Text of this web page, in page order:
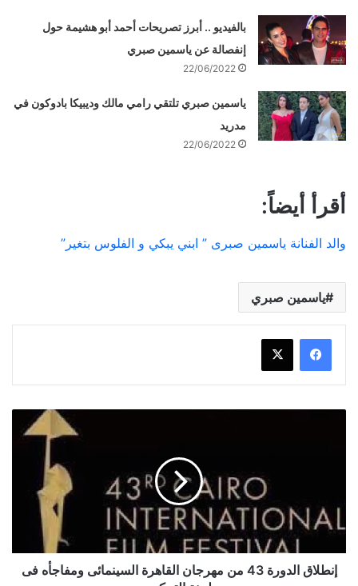
بالفيديو .. أبرز تصريحات أحمد أبو هشيمة حول
إنفصالة عن ياسمين صبري
22/06/2022
ياسمين صبري تلتقي رامي مالك وديبيكا بادوكون في
مدريد
22/06/2022
أقرأ أيضاً:
والد الفنانة ياسمين صبرى ” ابني يبكي و الفلوس بتغير”
ياسمين صبري
السينمائى
ومفاجأه
فى
لجنة
إنطلاق الدورة 43 من مهرجان القاهرة السينمائى ومفاجأه فى